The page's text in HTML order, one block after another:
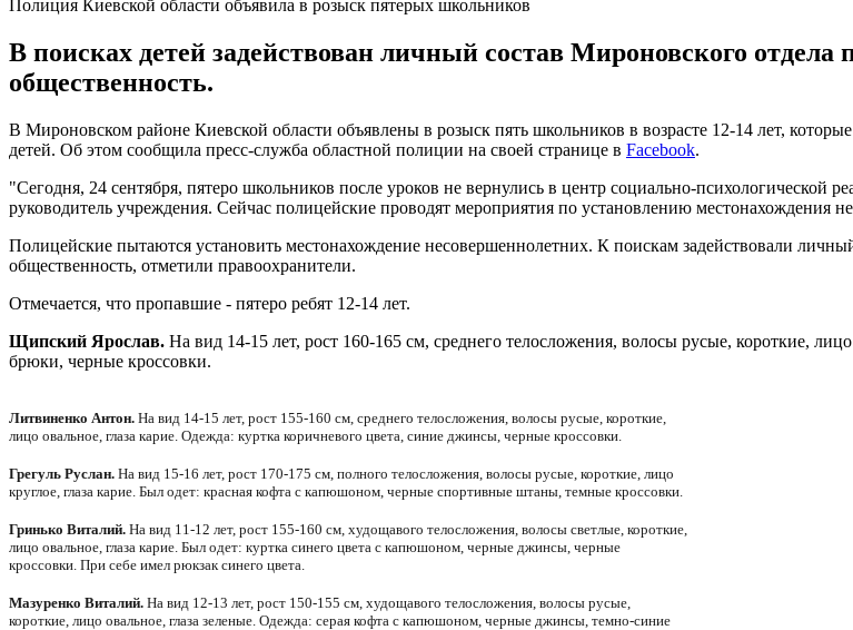
Полиция Киевской области объявила в розыск пятерых школьников
В поисках детей задействован личный состав Мироновского
общественность.
В Мироновском районе Киевской области объявлены в розыск пять школьников в возрасте 12-14 лет,
детей. Об этом сообщила пресс-служба областной полиции на своей странице в Facebook.
"Сегодня, 24 сентября, пятеро школьников после уроков не вернулись в центр социально-
руководитель учреждения. Сейчас полицейские проводят мероприятия по установлению местонахождения
Полицейские пытаются установить местонахождение несовершеннолетних. К поискам задействовали
общественность, отметили правоохранители.
Отмечается, что пропавшие - пятеро ребят 12-14 лет.
Щипский Ярослав. На вид 14-15 лет, рост 160-165 см, среднего телосложения, волосы русые, короткие,
брюки, черные кроссовки.
Литвиненко Антон. На вид 14-15 лет, рост 155-160 см, среднего телосложения, волосы русые, короткие,
лицо овальное, глаза карие. Одежда: куртка коричневого цвета, синие джинсы, черные кроссовки.
Грегуль Руслан. На вид 15-16 лет, рост 170-175 см, полного телосложения, волосы русые, короткие, лицо
круглое, глаза карие. Был одет: красная кофта с капюшоном, черные спортивные штаны, темные кроссовки.
Гринько Виталий. На вид 11-12 лет, рост 155-160 см, худощавого телосложения, волосы светлые, короткие,
лицо овальное, глаза карие. Был одет: куртка синего цвета с капюшоном, черные джинсы, черные
кроссовки. При себе имел рюкзак синего цвета.
Мазуренко Виталий. На вид 12-13 лет, рост 150-155 см, худощавого телосложения, волосы русые,
короткие, лицо овальное, глаза зеленые. Одежда: серая кофта с капюшоном, черные джинсы, темно-синие